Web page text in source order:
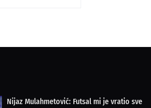
Nijaz Mulahmetović: Futsal mi je vratio sve